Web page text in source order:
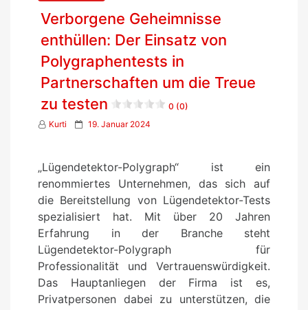
Verborgene Geheimnisse
enthüllen: Der Einsatz von
Polygraphentests in
Partnerschaften um die Treue
zu testen
0 (0)
Kurti
P
t
e
d
o
n
19. Januar 2024
„Lügendetektor-Polygraph“ ist ein
renommiertes Unternehmen, das sich auf
die Bereitstellung von Lügendetektor-Tests
spezialisiert hat. Mit über 20 Jahren
Erfahrung in der Branche steht
Lügendetektor-Polygraph für
Professionalität und Vertrauenswürdigkeit.
Das Hauptanliegen der Firma ist es,
Privatpersonen dabei zu unterstützen, die